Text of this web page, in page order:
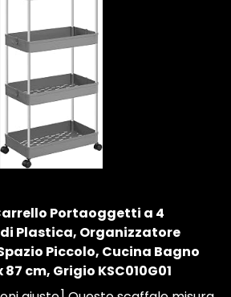
Portaoggetti a 4
Plastica, Organizzatore
Piccolo, Cucina Bagno
cm, Grigio KSC010G01